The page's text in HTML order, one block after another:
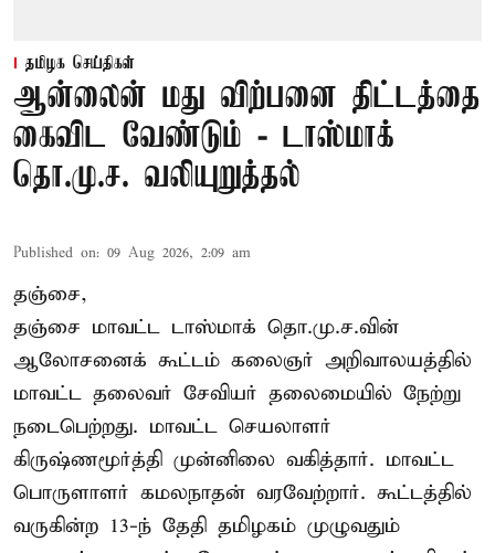
தமிழக செய்திகள்
ஆன்லைன் மது விற்பனை திட்டத்தை
கைவிட வேண்டும் - டாஸ்மாக்
தொ.மு.ச. வலியுறுத்தல்
Published on: 09 Aug 2026, 2:09 am
தஞ்சை,
தஞ்சை மாவட்ட டாஸ்மாக் தொ.மு.ச.வின்
ஆலோசனைக் கூட்டம் கலைஞர் அறிவாலயத்தில்
மாவட்ட தலைவர் சேவியர் தலைமையில் நேற்று
நடைபெற்றது. மாவட்ட செயலாளர்
கிருஷ்ணமூர்த்தி முன்னிலை வகித்தார். மாவட்ட
பொருளாளர் கமலநாதன் வரவேற்றார். கூட்டத்தில்
வருகின்ற 13-ந் தேதி தமிழகம் முழுவதும்